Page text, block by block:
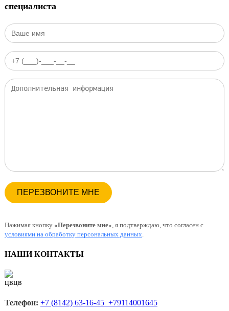
специалиста
Нажимая кнопку «Перезвоните мне» , я подтверждаю, что согласен с
условиями на обработку персональных данных
НАШИ КОНТАКТЫ
Телефон: +7 (8142) 63-16-45 +79114001645